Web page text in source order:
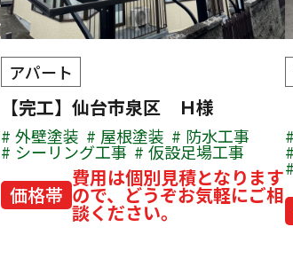
アパート
【完工】仙台市泉区 Ｈ様
外壁塗装 屋根塗装 防水工事
シーリング工事 仮設足場工事
価格帯
費用は個別見積となります
ので、どうぞお気軽にご相
談ください。